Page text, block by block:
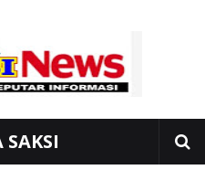
SAKSI